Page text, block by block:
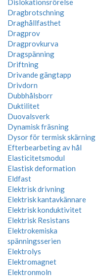
Dragbrotschning
Draghållfasthet
Dragprov
Dragprovkurva
Dragspänning
Driftning
Drivande gängtapp
Drivdorn
Dubbhålsborr
Duktilitet
Duovalsverk
Dynamisk fräsning
Dysor för termisk skärning
Efterbearbeting av hål
Elasticitetsmodul
Elastisk deformation
Eldfast
Elektrisk drivning
Elektrisk kantavkännare
Elektrisk konduktivitet
Elektrisk Resistans
Elektrokemiska
spänningsserien
Elektrolys
Elektromagnet
Elektronmoln